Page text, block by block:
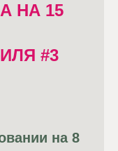
НА 15
#3
на 8